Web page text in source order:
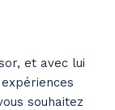
et avec lui
souhaitez